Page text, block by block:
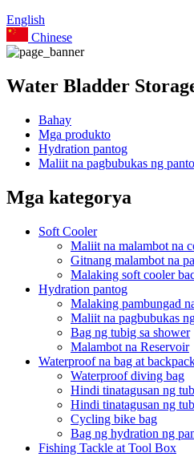
English
Chinese
Water Bladder
Bahay
Mga produkto
Hydration pantog
Maliit na pagbubukas ng
Mga kategorya
Soft Cooler
Maliit na malambot na
Gitnang malambot na
Malaking soft cooler
Hydration pantog
Malaking pambungad
Maliit na pagbubukas
Bag ng tubig sa shower
Malambot na Reservoir
Waterproof na bag at
Waterproof diving bag
Hindi tinatagusan ng
Hindi tinatagusan ng
Cycling bike bag
Bag ng hydration ng
Fishing Tackle at Tool Box